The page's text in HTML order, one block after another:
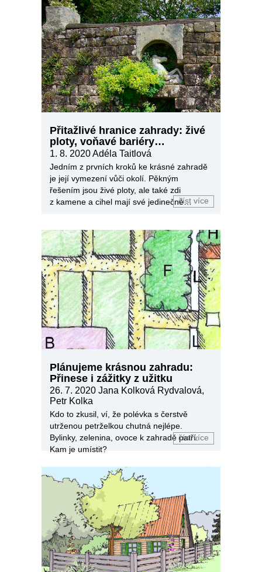
Přitažlivé hranice zahrady: živé
ploty, voňavé bariéry…
1. 8. 2020Adéla Taitlová
Jedním z prvních kroků ke krásné zahradě
je její vymezení vůči okolí. Pěkným
řešením jsou živé ploty, ale také zdi
z kamene a cihel mají své jedinečnéčíst více
Plánujeme krásnou zahradu:
Přinese i zážitky z užitku
26. 7. 2020 Jana Kolková Rydvalová,
Petr Kolka
Kdo to zkusil, ví, že polévka s čerstvě
utrženou petrželkou chutná nejlépe.
Bylinky, zelenina, ovoce k zahradě patří.
Kam je umístit?
číst více